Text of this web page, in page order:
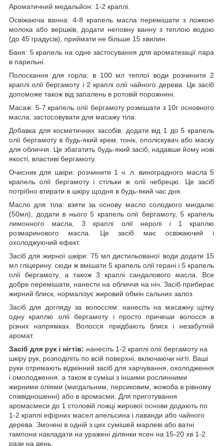
Ароматичний медальйон: 1-2 краплі.
Освіжаюча ванна: 4-8 крапель масла перемішати з ложкою
молока або вершків, додати неповну ванну з теплою водою
(до 45 градусів), приймати не більше 15 хвилин.
Баня: 5 крапель на одне застосування для ароматизації пара
в парильні.
Полоскання для горла: в 100 мл теплої води розчинити 2
краплі олії бергамоту і 2 краплі олії чайного дерева. Це засіб
допоможе також від запалень в ротовій порожнині.
Масаж: 5-7 крапель олії бергамоту розмішати з 10г основного
масла, застосовувати для масажу тіла.
Добавка для косметичних засобів: додати від 1 до 5 крапель
олії бергамоту в будь-який крем, тонік, ополіскувач або маску
для обличчя. Це збагатить будь-який засіб, надавши йому нові
якості, властиві бергамоту.
Очисник для шкіри: розчинити 1 ч. л. виноградного масла 5
крапель олії бергамоту і стільки ж олії чебрецю. Це засіб
потрібно втирати в шкіру щодня в будь-який час дня.
Масло для тіла: взяти за основу масло солодкого мигдалю
(50мл), додати в нього 5 крапель олії бергамоту, 5 крапель
лимонного масла, 3 краплі олії неролі і 1 краплю
розмаринового масла. Це засіб має освіжаючий і
охолоджуючий ефект.
Засіб для жирної шкіри: 75 мл дистильованої води додати 15
мл гліцерину. сюди ж вмішати 5 крапель олії герані і 5 крапель
олії бергамоту, а також 3 краплі сандалового масла. Все
добре перемішати, нанести на обличчя на ніч. Засіб прибирає
жирний блиск, нормалізує жировий обмін сальних залоз.
Засіб для догляду за волоссям: нанесіть на масажну щітку
одну краплю олії бергамоту і просто причеши волосся в
різних напрямках. Волосся придбають блиск і незабутній
аромат.
Засіб для рук і нігтів: нанесіть 1-2 краплі олії бергамоту на
шкіру рук, розподіліть по всій поверхні, включаючи нігті. Ваші
руки отримають відмінний засіб для харчування, охолодження
і омолодження. а також в суміші з іншими рослинними
жирними оліями (мигдальним, персиковим, жожоба в рівному
співвідношенні) або в аромасми. Для приготування
аромасмеси до 1 столовій ложці жирової основи додають по
1-2 краплі ефірних масел апельсина і лаванди або чайного
дерева. Змочені в одній з цих сумішей марлеві або ватні
тампони накладати на уражені ділянки ясен на 15-20 хв 1-2
рази на день.